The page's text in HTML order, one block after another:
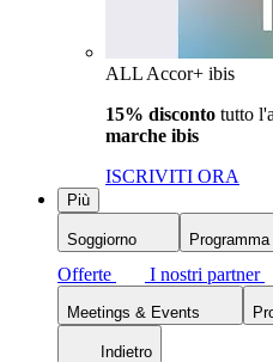
ALL Accor+ ibis
15% disconto tutto
marche ibis
ISCRIVITI ORA
Più
Soggiorno
Offerte
I nostri partner
Meetings & Events
Indietro